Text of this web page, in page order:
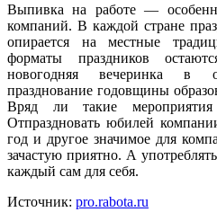
Выпивка на работе —
компаний. В каждой стране
опирается на местные
форматы праздников
новогодняя вечеринка в
празднование годовщины
Вряд ли такие мероприятия
Отпраздновать юбилей
год и другое значимое для
зачастую приятно. А
каждый сам для себя.
Источник: pro.rabota.ru